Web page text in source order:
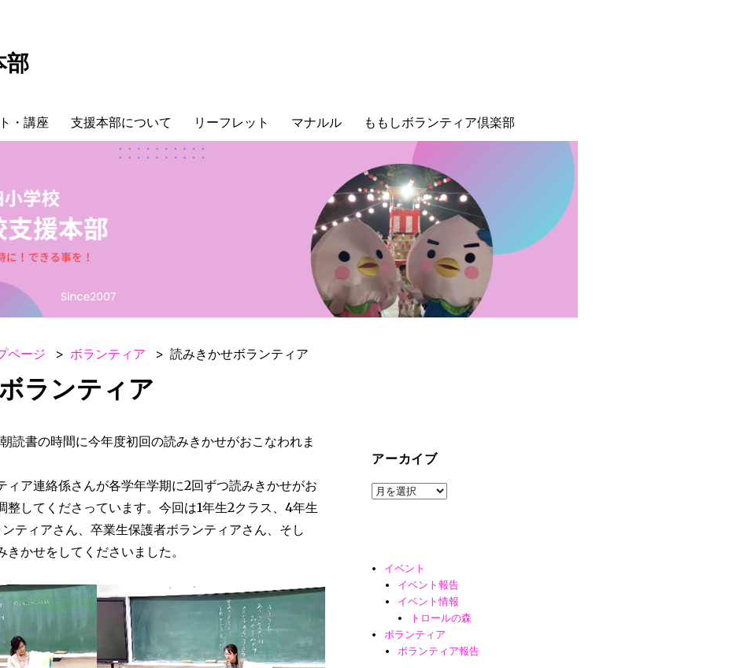
部
・講座 支援本部について リーフレット マナルル ももしボランティア倶楽部
ページ ボランティア 読みきかせボランティア
ランティア
読書の時間に今年度初回の読みきかせがおこなわれま
ィア連絡係さんが各学年学期に2回ずつ読みきかせがお
整してくださっています。今回は1年生2クラス、4年生
ティアさん、卒業生保護者ボランティアさん、そし
かせをしてくださいました。
アーカイブ
ア
イベント
イベント報告
イベント情報
トロールの森
ボランティア
ボランティア報告